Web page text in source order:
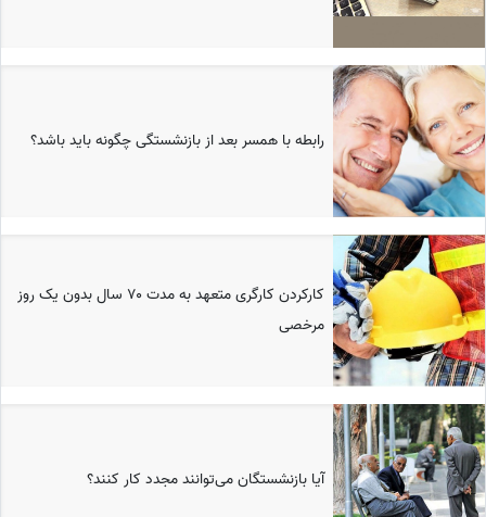
رابطه با همسر بعد از بازنشستگی چگونه باید باشد؟
کارکردن کارگری متعهد به مدت ۷۰ سال بدون یک روز
مرخصی
آیا بازنشستگان می‌توانند مجدد کار کنند؟